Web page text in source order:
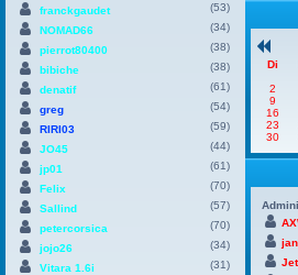
franckgaudet
(53)
NOMAD66
(34)
pierrot80400
(38)
bibiche
(38)
denatif
(61)
greg
(54)
RIRI03
(59)
JO45
(44)
jp01
(61)
Felix
(70)
Sallind
(57)
petercorsica
(70)
jojo26
(34)
Vitara 1.6i
(31)
Di
2
9
16
23
30